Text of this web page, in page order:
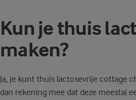
Kun je thuis
maken?
Ja, je kunt thuis lactosevrije cottage
dan rekening mee dat deze meestal